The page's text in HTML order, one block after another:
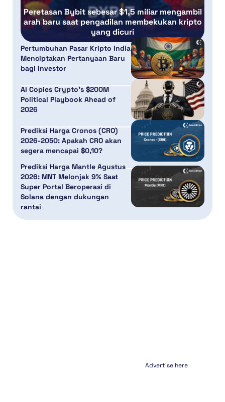
Peretasan Bybit sebesar $1,5 miliar mengambil
arah baru saat pengadilan membekukan kripto
yang dicuri
Pertumbuhan Pasar Kripto India
Menciptakan Pertanyaan Baru
bagi Investor
AI Copies Crypto’s $200M
Political Playbook Ahead of
2026
Prediksi Harga Cronos (CRO)
2026-2050: Apakah CRO akan
segera mencapai $0,10?
Prediksi Harga Mantle Agustus
2026: MNT Melonjak 9% Saat
Super Portal Beroperasi di
Solana dengan dukungan
rantai
Advertise here